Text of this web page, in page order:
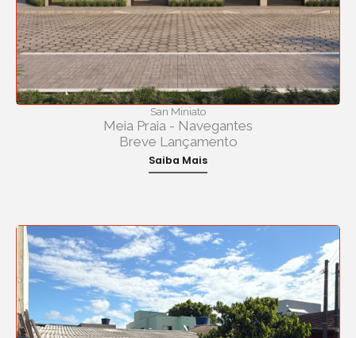
San Miniato
Meia Praia - Navegantes
Breve Lançamento
Saiba Mais